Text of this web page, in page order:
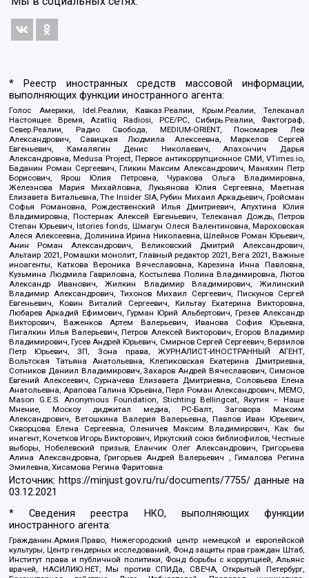
* Реестр иностранных средств массовой информации,
выполняющих функции иностранного агента:
Голос Америки, Idel.Реалии, Кавказ.Реалии, Крым.Реалии, Телеканал
Настоящее Время, Azatliq Radiosi, PCE/PC, Сибирь.Реалии, Фактограф,
Север.Реалии, Радио Свобода, MEDIUM-ORIENT, Пономарев Лев
Александрович, Савицкая Людмила Алексеевна, Маркелов Сергей
Евгеньевич, Камалягин Денис Николаевич, Апахончич Дарья
Александровна, Medusa Project, Первое антикоррупционное СМИ, VTimes.io,
Баданин Роман Сергеевич, Гликин Максим Александрович, Маняхин Петр
Борисович, Ярош Юлия Петровна, Чуракова Ольга Владимировна,
Железнова Мария Михайловна, Лукьянова Юлия Сергеевна, Маетная
Елизавета Витальевна, The Insider SIA, Рубин Михаил Аркадьевич, Гройсман
Софья Романовна, Рождественский Илья Дмитриевич, Апухтина Юлия
Владимировна, Постернак Алексей Евгеньевич, Телеканал Дождь, Петров
Степан Юрьевич, Istories fonds, Шмагун Олеся Валентиновна, Мароховская
Алеся Алексеевна, Долинина Ирина Николаевна, Шлейнов Роман Юрьевич,
Анин Роман Александрович, Великовский Дмитрий Александрович,
Альтаир 2021, Ромашки монолит, Главный редактор 2021, Вега 2021, Важные
иноагенты, Каткова Вероника Вячеславовна, Карезина Инна Павловна,
Кузьмина Людмила Гавриловна, Костылева Полина Владимировна, Лютов
Александр Иванович, Жилкин Владимир Владимирович, Жилинский
Владимир Александрович, Тихонов Михаил Сергеевич, Пискунов Сергей
Евгеньевич, Ковин Виталий Сергеевич, Кильтау Екатерина Викторовна,
Любарев Аркадий Ефимович, Гурман Юрий Альбертович, Грезев Александр
Викторович, Важенков Артем Валерьевич, Иванова София Юрьевна,
Пигалкин Илья Валерьевич, Петров Алексей Викторович, Егоров Владимир
Владимирович, Гусев Андрей Юрьевич, Смирнов Сергей Сергеевич, Верзилов
Петр Юрьевич, ЗП, Зона права, ЖУРНАЛИСТ-ИНОСТРАННЫЙ АГЕНТ,
Вольтская Татьяна Анатольевна, Клепиковская Екатерина Дмитриевна,
Сотников Даниил Владимирович, Захаров Андрей Вячеславович, Симонов
Евгений Алексеевич, Сурначева Елизавета Дмитриевна, Соловьева Елена
Анатольевна, Арапова Галина Юрьевна, Перл Роман Александрович, МЕМО,
Mason G.E.S. Anonymous Foundation, Stichting Bellingcat, Якутия – Наше
Мнение, Москоу диджитал медиа, РС-Балт, Заговора Максим
Александрович, Ветошкина Валерия Валерьевна, Павлов Иван Юрьевич,
Скворцова Елена Сергеевна, Оленичев Максим Владимирович, Как бы
инагент, Кочетков Игорь Викторович, Иркутский союз библиофилов, Честные
выборы, Нобелевский призыв, Еланчик Олег Александрович, Григорьева
Алина Александровна, Григорьев Андрей Валерьевич , Гималова Регина
Эмилевна, Хисамова Регина Фаритовна
Источник: https://minjust.gov.ru/ru/documents/7755/ данные на
03.12.2021
* Сведения реестра НКО, выполняющих функции
иностранного агента:
Гражданин.Армия.Право, Нижегородский центр немецкой и европейской
культуры, Центр гендерных исследований, Фонд защиты прав граждан Штаб,
Институт права и публичной политики, Фонд борьбы с коррупцией, Альянс
врачей, НАСИЛИЮ.НЕТ, Мы против СПИДа, СВЕЧА, Открытый Петербург,